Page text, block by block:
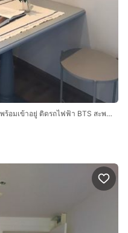
ขายคอนโดพร้อมผู้เช่า The Editor ชั้น 18 พร้อมเข้าอยู่ ติดรถไฟฟ้า BTS สะพานควาย โลเคชั่นดีมาก เดินทางสะดวก ใกล้สถานที่ต่างๆ